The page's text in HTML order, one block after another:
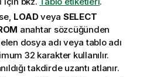
LOADveya SELECT
anahtar sözcüğünden
dosya adı veya tablo adı
32 karakter kullanılır.
takdirde uzantı atlanır.